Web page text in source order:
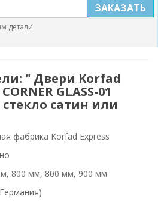
ЗАКАЗАТЬ
детали
" Двери Korfad
GLASS-01
сатин или
фабрика Korfad Express
800 мм, 800 мм, 900 мм